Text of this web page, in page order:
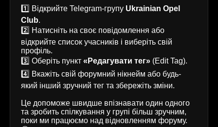
1️⃣ Відкрийте Telegram-групу Ukrainian Opel
Club.
2️⃣ Натисніть на своє повідомлення або
відкрийте список учасників і виберіть свій
профіль.
3️⃣ Оберіть пункт «Редагувати тег» (Edit Tag).
4️⃣ Вкажіть свій форумний нікнейм або будь-
який інший зручний тег та збережіть зміни.
Це допоможе швидше впізнавати один одного
та зробить спілкування у групі більш зручним,
поки ми працюємо над відновленням форуму.